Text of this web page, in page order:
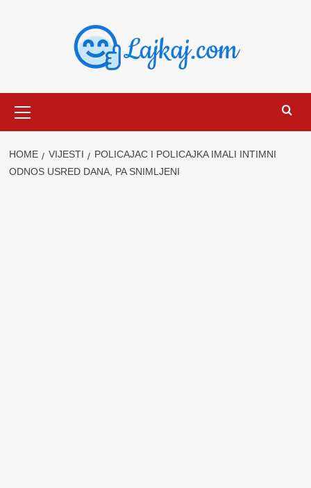
Menu
HOME VIJESTI
POLICAJAC I POLICAJKA IMALI INTIMNI
ODNOS USRED DANA, PA SNIMLJENI